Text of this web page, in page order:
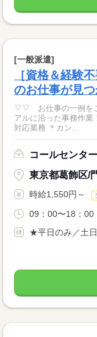
[一般派遣]
［資格＆経験
のお仕事が見つ
▽▽ お仕事の一例をご紹介！ ▽▽ ＜オ
アルに沿った事務作
対応業務 ＊カン...
コールセンタ
東京都葛飾区/
時給1,550円～
09：00〜18：00
★平日のみ／土